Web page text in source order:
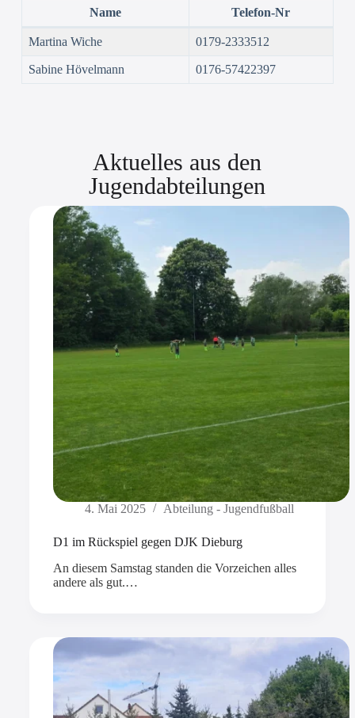
Name Telefon-Nr
Martina Wiche 0179-2333512
Sabine Hövelmann 0176-57422397
Aktuelles aus den
Jugendabteilungen
4. Mai 2025 Abteilung - Jugendfußball
D1 im Rückspiel gegen DJK Dieburg
An diesem Samstag standen die Vorzeichen alles
andere als gut.…